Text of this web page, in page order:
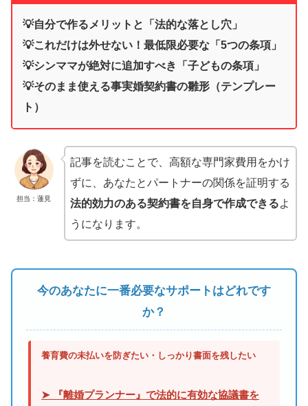
💡自分で作るメリットと「法的な落とし穴」
💡これだけは外せない！最低限必要な「5つの条項」
💡シンママが絶対に追加すべき「子どもの条項」
💡そのまま使える事実婚契約書の雛形（テンプレー
ト）
担当：蓮見
記事を読むことで、高額な専門家費用をかけ
ずに、あなたとパートナーの関係を証明する
法的効力のある契約書を自身で作成できるよ
うになります。
今のあなたに一番必要なサポートはどれです
か？
養育費の未払いを防ぎたい・しっかり書面を残したい
➤ 『離婚プランナー』で法的に有効な協議書を